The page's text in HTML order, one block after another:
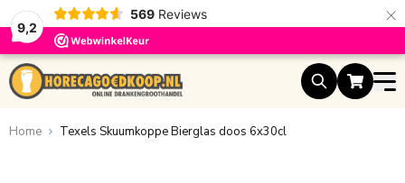
9,2
569 Reviews ×
Ga naar de inhoud
Home Texels Skuumkoppe Bierglas doos 6x30cl